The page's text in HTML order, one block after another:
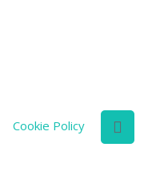
Cookie Policy